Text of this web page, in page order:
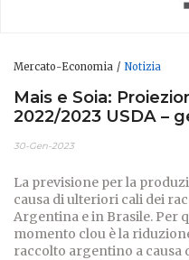
Mercato-Economia Notizia
Mais e Soia:
2022/2023 USDA –
30-Gen-2023
La previsione per la
causa di ulteriori cali dei
Argentina e in Brasile. Per
momento clou è la
raccolto argentino a causa